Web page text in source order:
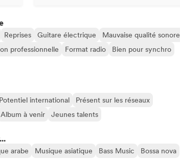
Reprises Guitare électrique
Mauvaise qualité sonore
professionnelle Format radio
Bien pour synchro
Potentiel international
Présent sur les réseaux
Album à venir Jeunes talents
arabe Musique asiatique Bass Music
Bossa nova